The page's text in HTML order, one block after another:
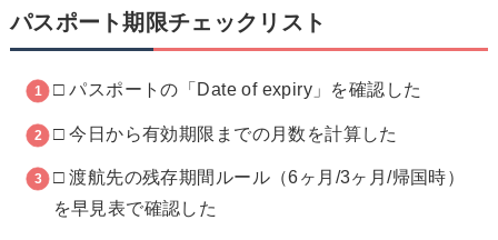
パスポート期限チェックリスト
□ パスポートの「Date of expiry」を確認した
□ 今日から有効期限までの月数を計算した
□ 渡航先の残存期間ルール（6ヶ月/3ヶ月/帰国時）
を早見表で確認した